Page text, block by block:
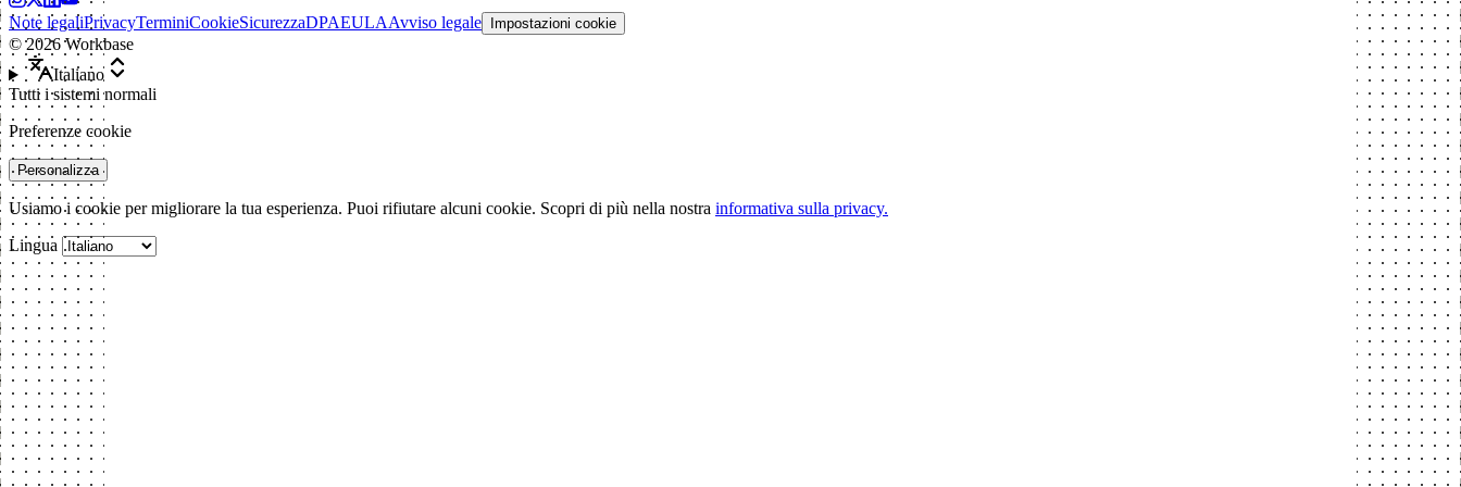
Note legaliPrivacyTerminiCookieSicurezzaDPAEULAAvviso legale Impostazioni cookie
©2026 Workbase
Italiano
Tutti i sistemi normali
Preferenze cookie
Personalizza
Usiamo i cookie per migliorare la tua esperienza. Puoi rifiutare alcuni cookie. Scopri di più nella nostra informativa sulla privacy.
Lingua